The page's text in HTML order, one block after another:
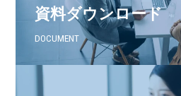
資料ダウンロード
DOCUMENT